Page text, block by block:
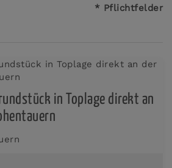
* Pflichtfelder
in Toplage direkt an